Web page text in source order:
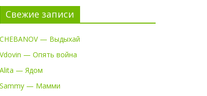
Свежие записи
CHEBANOV — Выдыхай
Vdovin — Опять война
Alita — Ядом
Sammy — Мамми